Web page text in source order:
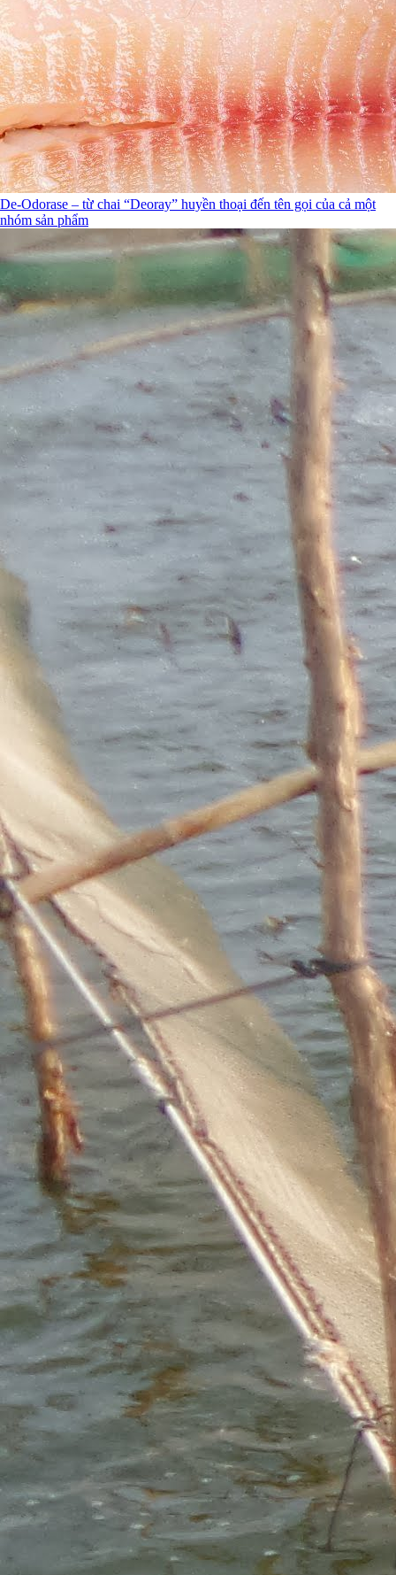
De-Odorase – từ chai “Deoray” huyền thoại đến tên gọi của cả một
nhóm sản phẩm